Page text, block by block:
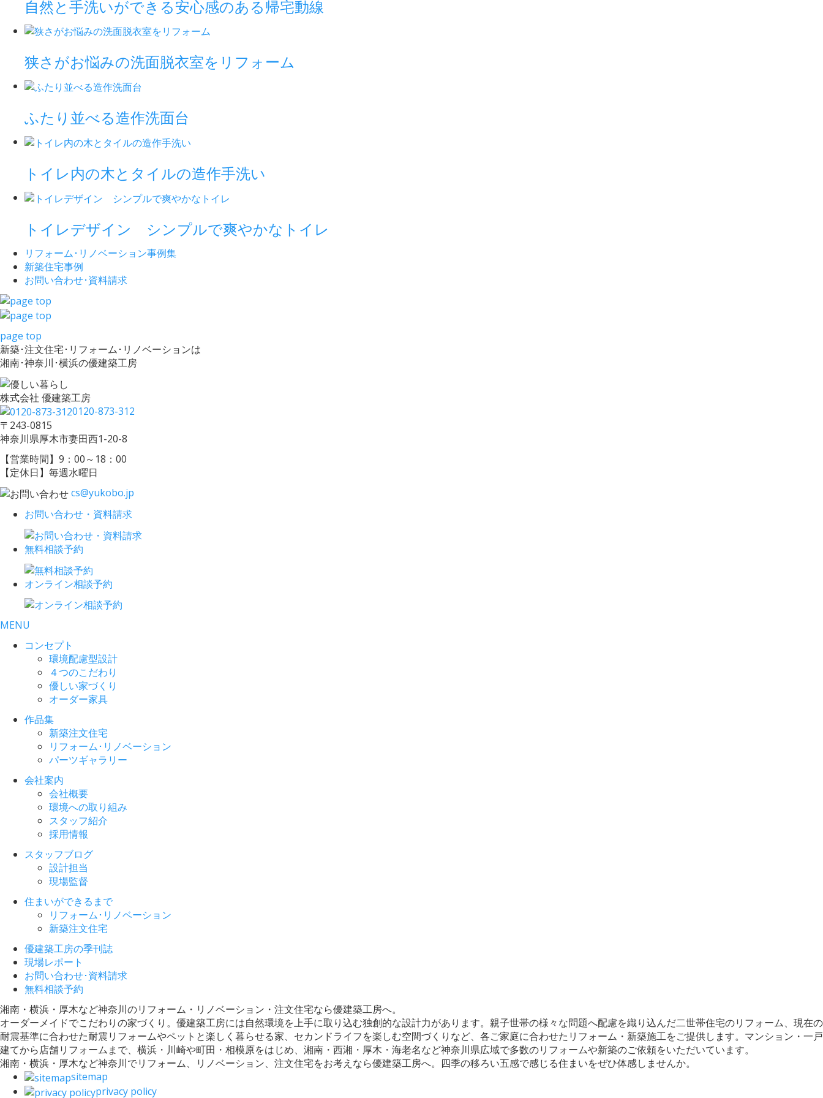
自然と手洗いができる安心感のある帰宅動線
狭さがお悩みの洗面脱衣室をリフォーム
ふたり並べる造作洗面台
トイレ内の木とタイルの造作手洗い
トイレデザイン シンプルで爽やかなトイレ
リフォーム･ リノベーション事例集
新築住宅事例
お問い合わせ･資料請求
page top
新築･注文住宅･リフォーム･リノベーションは
湘南･神奈川･横浜の優建築工房
株式会社 優建築工房
0120-873-312
〒243-0815
神奈川県厚木市妻田西1-20-8
【営業時間】9：00～18：00
【定休日】毎週水曜日
cs@yukobo.jp
お問い合わせ・資料請求
無料相談予約
オンライン相談予約
MENU
コンセプト
環境配慮型設計
４つのこだわり
優しい家づくり
オーダー家具
作品集
新築注文住宅
リフォーム･リノベーション
パーツギャラリー
会社案内
会社概要
環境への取り組み
スタッフ紹介
採用情報
スタッフブログ
設計担当
現場監督
住まいができるまで
リフォーム･リノベーション
新築注文住宅
優建築工房の季刊誌
現場レポート
お問い合わせ･資料請求
無料相談予約
湘南・横浜・厚木など神奈川のリフォーム・リノベーション・注文住宅なら優建築工房へ。
オーダーメイドでこだわりの家づくり。優建築工房には自然環境を上手に取り込む独創的な設計力があります。親子世帯の様々な問題へ配慮を織り込んだ二世帯住宅のリフォーム、現在の
耐震基準に合わせた耐震リフォームやペットと楽しく暮らせる家、セカンドライフを楽しむ空間づくりなど、各ご家庭に合わせたリフォーム・新築施工をご提供します。マンション・一戸
建てから店舗リフォームまで、横浜・川崎や町田・相模原をはじめ、湘南・西湘・厚木・海老名など神奈川県広域で多数のリフォームや新築のご依頼をいただいています。
湘南・横浜・厚木など神奈川でリフォーム、リノベーション、注文住宅をお考えなら優建築工房へ。四季の移ろい五感で感じる住まいをぜひ体感しませんか。
sitemap
privacy policy